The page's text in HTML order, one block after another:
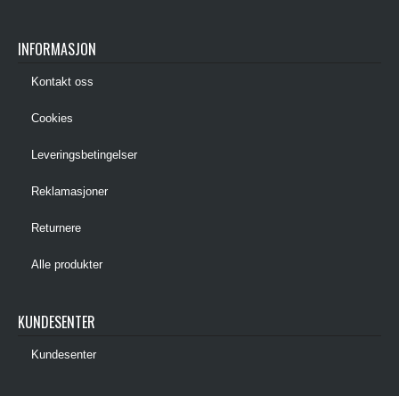
INFORMASJON
Kontakt oss
Cookies
Leveringsbetingelser
Reklamasjoner
Returnere
Alle produkter
KUNDESENTER
Kundesenter